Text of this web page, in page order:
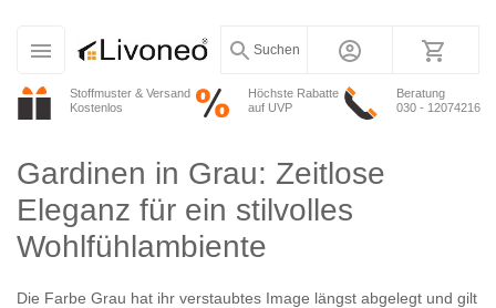
Stoffmuster & Versand
Kostenlos
Höchste Rabatte
auf UVP
Beratung
030 - 12074216
Suchen
Gardinen in Grau: Zeitlose
Eleganz für ein stilvolles
Wohlfühlambiente
Die Farbe Grau hat ihr verstaubtes Image längst abgelegt und gilt